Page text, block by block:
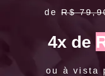
deR$
4x de
ou à vista